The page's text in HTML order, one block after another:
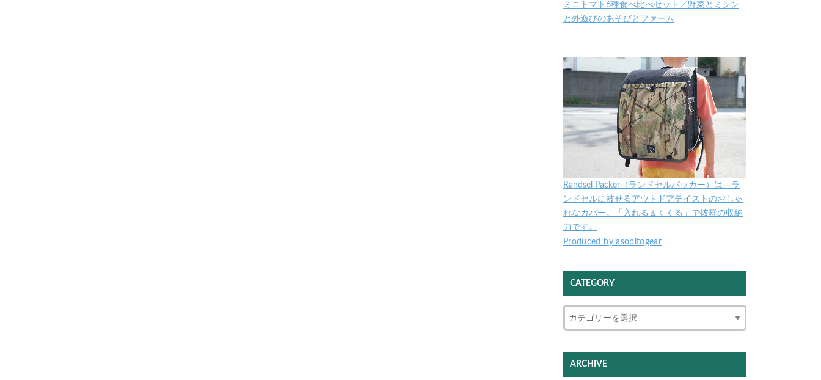
ミニトマト6種食べ比べセット／野菜とミシン
と外遊びのあそびとファーム
Randsel Packer（ランドセルパッカー）は、ラ
ンドセルに被せるアウトドアテイストのおしゃ
れなカバー。「入れる＆くくる」で抜群の収納
力です。
Produced by asobitogear
CATEGORY
ARCHIVE